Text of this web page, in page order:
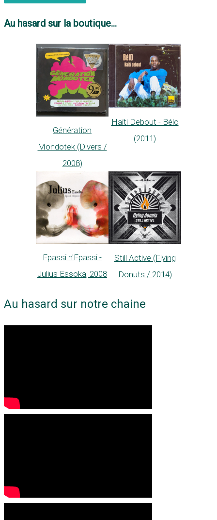
Au hasard sur la boutique...
Génération
Mondotek (Divers /
2008)
Haïti Debout - Bélo
(2011)
Epassi n'Epassi -
Julius Essoka, 2008
Still Active (Flying
Donuts / 2014)
Au hasard sur notre chaine